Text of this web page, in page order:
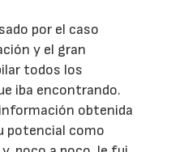
por el caso
y el gran
todos los
iba encontrando.
obtenida
potencial como